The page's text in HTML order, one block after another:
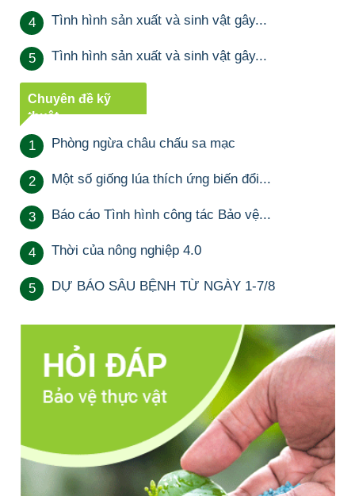
4 Tình hình sản xuất và sinh vật gây...
5 Tình hình sản xuất và sinh vật gây...
Chuyên đề kỹ
thuật
1 Phòng ngừa châu chấu sa mạc
2 Một số giống lúa thích ứng biến đổi...
3 Báo cáo Tình hình công tác Bảo vệ...
4 Thời của nông nghiệp 4.0
5 DỰ BÁO SÂU BỆNH TỪ NGÀY 1-7/8